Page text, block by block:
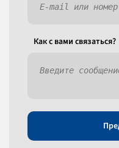
Как c вами связаться?